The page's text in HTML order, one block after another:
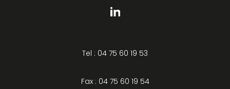
Tel : 04 75 60 19 53
Fax : 04 75 60 19 54